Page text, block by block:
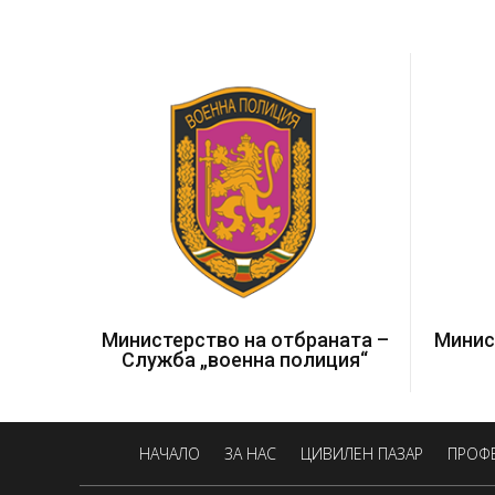
Министерство на отбраната –
Служба „военна полиция“
НАЧАЛО ЗА НАС ЦИВИЛЕН ПАЗАР